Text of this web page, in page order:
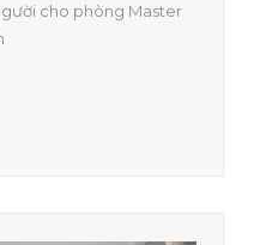
cho phòng Master